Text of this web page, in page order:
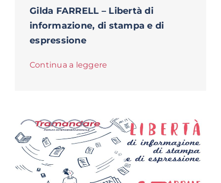
Gilda FARRELL – Libertà di
informazione, di stampa e di
espressione
Continua a leggere